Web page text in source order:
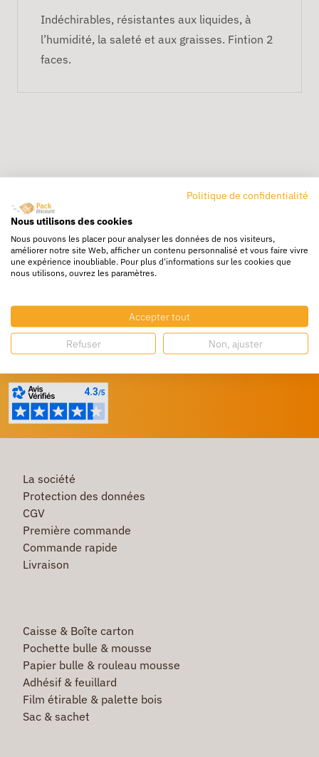
Indéchirables, résistantes aux liquides, à
l’humidité, la saleté et aux graisses. Fintion 2
faces.
Livraison rapide
24/72h partout en europe
Livraison gratuite
Dès 250€ HT d’achat
Profitez de prix bas toute l’année
Besoin d'aide ?
La société
Protection des données
CGV
Première commande
Commande rapide
Livraison
Caisse & Boîte carton
Pochette bulle & mousse
Papier bulle & rouleau mousse
Adhésif & feuillard
Film étirable & palette bois
Sac & sachet
Politique de confidentialité
Nous utilisons des cookies
Nous pouvons les placer pour analyser les données de nos visiteurs,
améliorer notre site Web, afficher un contenu personnalisé et vous faire vivre
une expérience inoubliable. Pour plus d'informations sur les cookies que
nous utilisons, ouvrez les paramètres.
Accepter tout
Refuser Non, ajuster